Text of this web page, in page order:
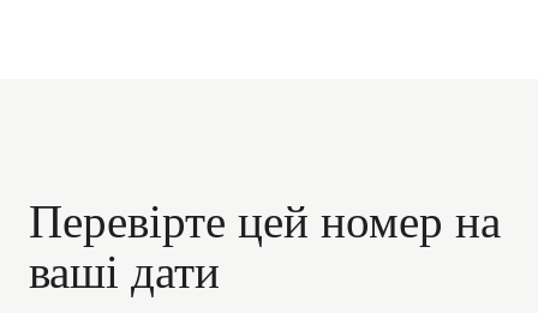
Перевірте цей номер на
ваші дати